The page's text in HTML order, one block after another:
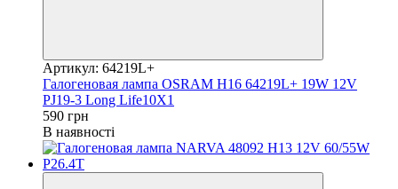
Артикул: 64219L+
Галогеновая лампа OSRAM H16 64219L+ 19W 12V
PJ19-3 Long Life10X1
590 грн
В наявності